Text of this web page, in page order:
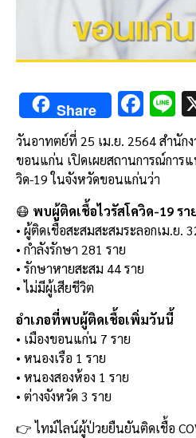
Share F
ac
e
b
o
o
Li
n
e
วันอาทตย์ที่ 25 เม.ย. 2564 สำนัก
ขอนแก่น เปิดเผยสถานการณ์การแ
วิด-19 ในจังหวัดขอนแก่นว่า
😷 พบผู้ติดเชื้อไวรัสโควิด-19 ร
• ผู้ติดเชื้อสะสมสะสมระลอกเม.ย.
• กำลังรักษา 281 ราย
• รักษาหายสะสม 44 ราย
• ไม่มีผู้เสียชีวิต
อำเภอที่พบผู้ติดเชื้อเพิ่มวันนี้
• เมืองขอนแก่น 7 ราย
• หนองเรือ 1 ราย
• หนองสองห้อง 1 ราย
• ต่างจังหวัด 3 ราย
👉 ไทม์ไลน์ผู้ป่วยยืนยันติดเชื้อ